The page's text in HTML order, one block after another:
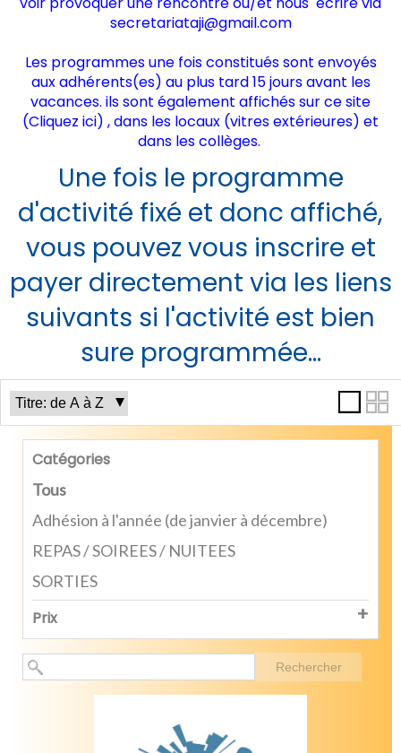
secretariataji@gmail.com
Les programmes une fois constitués sont envoyés
aux adhérents(es) au plus tard 15 jours avant les
vacances. ils sont également affichés sur ce site
(Cliquez ici) , dans les locaux (vitres extérieures) et
dans les collèges.
Une fois le programme
d'activité fixé et donc affiché,
vous pouvez vous inscrire et
payer directement via les liens
suivants si l'activité est bien
sure programmée...
Catégories
Tous
Adhésion à l'année (de janvier à décembre)
REPAS / SOIREES / NUITEES
SORTIES
Prix
Rechercher